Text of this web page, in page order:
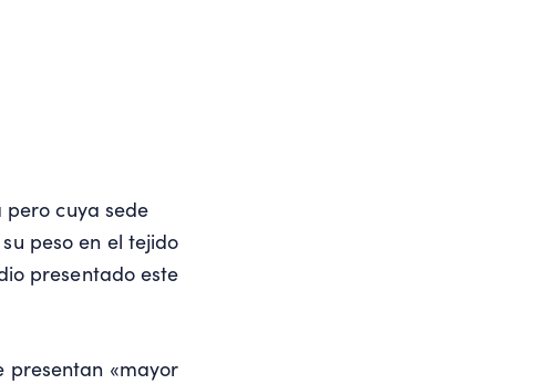
pero cuya sede
peso en el tejido
presentado este
presentan «mayor